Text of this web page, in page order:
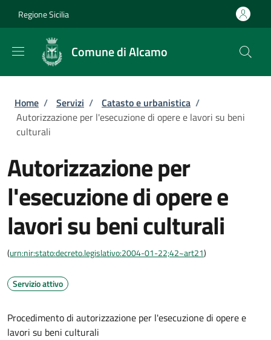
Regione Sicilia
Comune di Alcamo
Briciole di pane
Home / Servizi / Catasto e urbanistica /
Autorizzazione per l'esecuzione di opere e lavori su beni
culturali
Autorizzazione per
l'esecuzione di opere e
lavori su beni culturali
(urn:nir:stato:decreto.legislativo:2004-01-22;42~art21)
Servizio attivo
Procedimento di autorizzazione per l'esecuzione di opere e
lavori su beni culturali